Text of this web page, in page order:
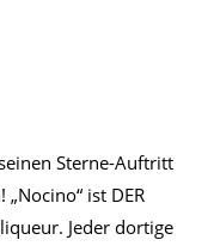
Sterne-Auftritt
ist DER
Jeder dortige